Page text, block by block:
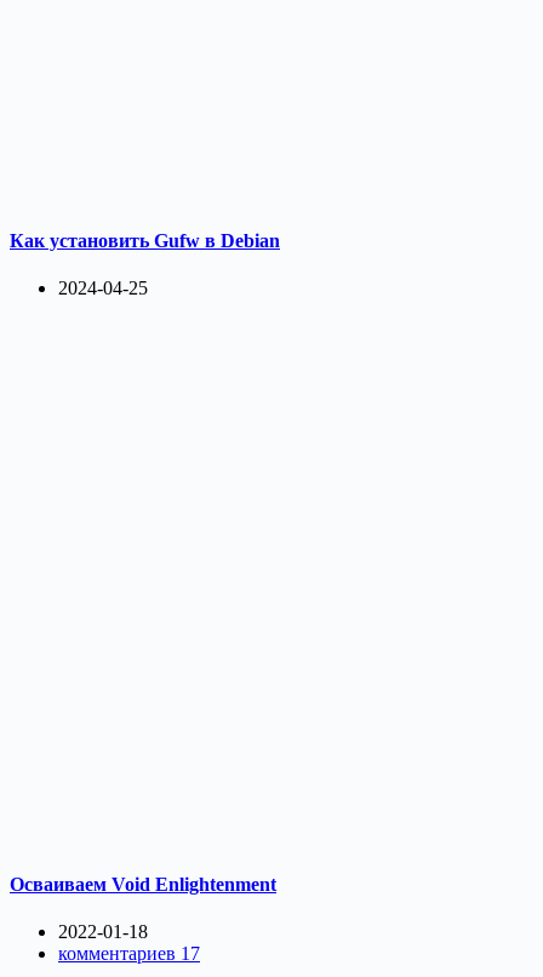
Как установить Gufw в Debian
2024-04-25
Осваиваем Void Enlightenment
2022-01-18
комментариев 17